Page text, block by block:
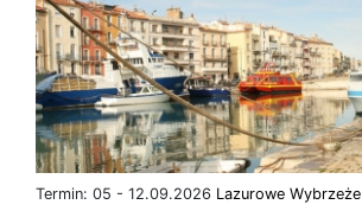
Termin: 05 - 12.09.2026 Lazurowe Wybrzeże